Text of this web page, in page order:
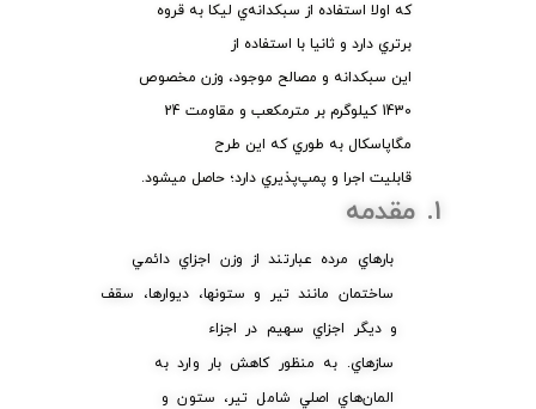
كه اولا استفاده از سبكدانه‌ي ليكا به قروه
برتري دارد و ثانيا با استفاده از
اين سبكدانه و مصالح موجود، وزن مخصوص
1430 كيلوگرم بر مترمكعب و مقاومت 24
مگاپاسكال به طوري كه اين طرح
قابليت اجرا و پمپ‌پذيري دارد؛ حاصل ميشود.
1. مقدمه
بارهاي مرده عبارتند از وزن اجزاي دائمي
ساختمان مانند تير و ستونها، ديوارها، سقف
و ديگر اجزاي سهيم در اجزاء
سازهاي. به منظور كاهش بار وارد به
المان‌هاي اصلي شامل تير، ستون و